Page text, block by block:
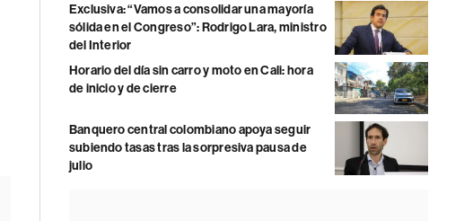
Exclusiva: “Vamos a consolidar una mayoría
sólida en el Congreso”: Rodrigo Lara, ministro
del Interior
Horario del día sin carro y moto en Cali: hora
de inicio y de cierre
Banquero central colombiano apoya seguir
subiendo tasas tras la sorpresiva pausa de
julio